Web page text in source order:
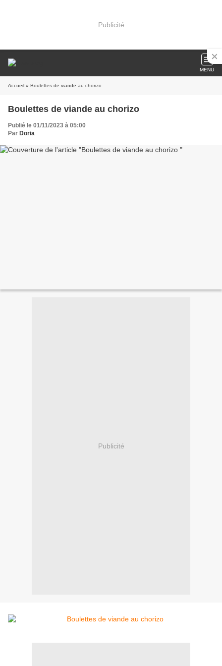
Publicité
MENU
Accueil » Boulettes de viande au chorizo
Boulettes de viande au chorizo
Publié le 01/11/2023 à 05:00
Par Doria
Publicité